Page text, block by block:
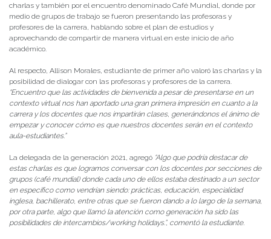
charlas y también por el encuentro denominado Café Mundial, donde por
medio de grupos de trabajo se fueron presentando las profesoras y
profesores de la carrera, hablando sobre el plan de estudios y
aprovechando de compartir de manera virtual en este inicio de año
académico.
Al respecto, Allison Morales, estudiante de primer año valoró las charlas y la
posibilidad de dialogar con las profesoras y profesores de la carrera.
“Encuentro que las actividades de bienvenida a pesar de presentarse en un
contexto virtual nos han aportado una gran primera impresión en cuanto a la
carrera y los docentes que nos impartirán clases, generándonos el ánimo de
empezar y conocer cómo es que nuestros docentes serán en el contexto
aula-estudiantes.”
La delegada de la generación 2021, agregó “Algo que podría destacar de
estas charlas es que logramos conversar con los docentes por secciones de
grupos (café mundial) donde cada uno de ellos estaba destinado a un sector
en específico como vendrían siendo: prácticas, educación, especialidad
inglesa, bachillerato, entre otras que se fueron dando a lo largo de la semana,
por otra parte, algo que llamó la atención como generación ha sido las
posibilidades de intercambios/working holidays.”, comentó la estudiante.